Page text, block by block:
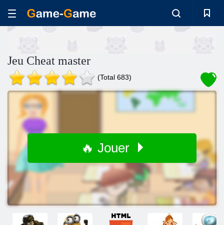
Jeu Cheat master
(Total 683)
🔥 Jouer